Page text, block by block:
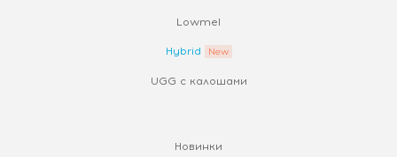
Lowmel
Hybrid
UGG с калошами
Новинки